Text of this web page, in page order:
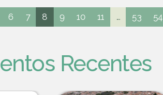
6 7 8 9 10 11 ... 53 54
Recentes